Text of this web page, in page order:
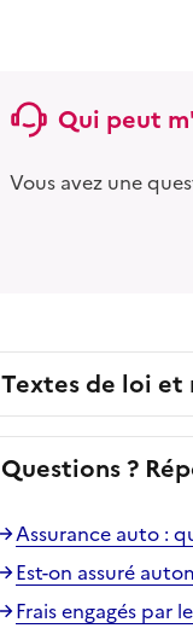
Qui peut
Vous avez une
Textes de loi et
Questions ?
Assurance auto :
Est-on assuré
Frais engagés par